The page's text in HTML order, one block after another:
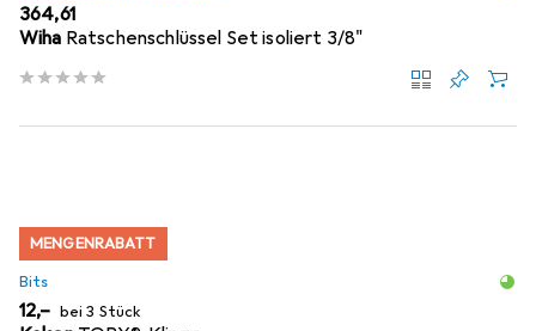
EUR
364,61
Wiha Ratschenschlüssel Set isoliert 3/8"
MENGENRABATT
Bits
EUR
12,– bei 3 Stück